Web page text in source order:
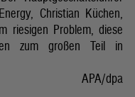
Christian Küchen,
riesigen Problem, diese
zum großen Teil in
APA/dpa